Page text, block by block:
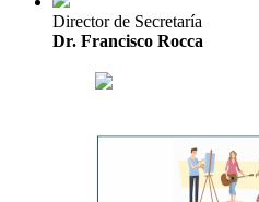
Director de Secretaría
Dr. Francisco Rocca